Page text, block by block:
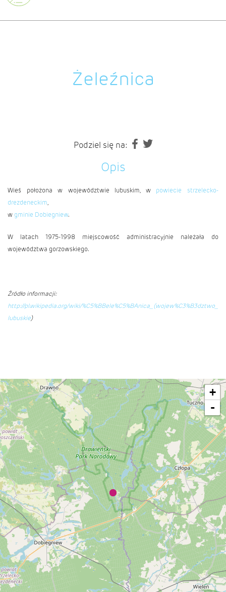
Żeleźnica
Podziel się na:
Opis
Wieś położona w województwie lubuskim, w powiecie strzelecko-
drezdeneckim,
w gminie Dobiegniew.
W latach 1975-1998 miejscowość administracyjnie należała do
województwa gorzowskiego.
Źródło informacji:
http://pl.wikipedia.org/wiki/%C5%BBele%C5%BAnica_(wojew%C3%B3dztwo_
lubuskie)
+
-